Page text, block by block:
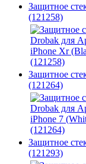
Защитное
(121258)
Защитное
(121264)
Защитное
(121293)